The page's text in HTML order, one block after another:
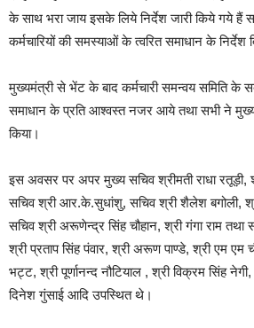
के साथ भरा जाय इसके लिये निर्देश जारी किये गये हैं साथ
कर्मचारियों की समस्याओं के त्वरित समाधान के निर्देश
मुख्यमंत्री से भेंट के बाद कर्मचारी समन्वय समिति
समाधान के प्रति आश्वस्त नजर आये तथा सभी ने
किया।
इस अवसर पर अपर मुख्य सचिव श्रीमती राधा रतूड़ी,
सचिव श्री आर.के.सुधांशु, सचिव श्री शैलेश बगोली,
सचिव श्री अरूणेन्द्र सिंह चौहान, श्री गंगा राम तथा
श्री प्रताप सिंह पंवार, श्री अरूण पाण्डे, श्री एम एम
भट्ट, श्री पूर्णानन्द नौटियाल , श्री विक्रम सिंह नेगी,
दिनेश गुंसाई आदि उपस्थित थे।